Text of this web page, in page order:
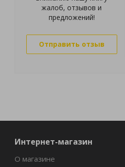
жалоб, отзывов и
предложений!
Отправить отзыв
Интернет-магазин
О магазине